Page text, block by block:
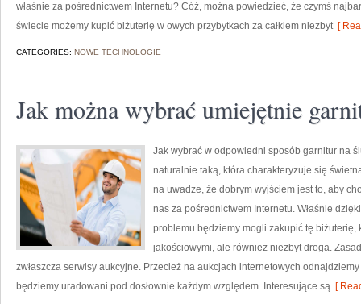
właśnie za pośrednictwem Internetu? Cóż, można powiedzieć, że czymś
świecie możemy kupić biżuterię w owych przybytkach za całkiem niezbyt[
CATEGORIES: NOWE TECHNOLOGIE
Jak można wybrać umiejętnie
Jak wybrać w odpowiedni sposób garnitur na
naturalnie taką, która charakteryzuje się
na uwadze, że dobrym wyjściem jest to, aby
nas za pośrednictwem Internetu. Właśnie
problemu będziemy mogli zakupić tę
jakościowymi, ale również niezbyt droga.
zwłaszcza serwisy aukcyjne. Przecież na aukcjach internetowych
będziemy uradowani pod dosłownie każdym względem. Interesujące są [